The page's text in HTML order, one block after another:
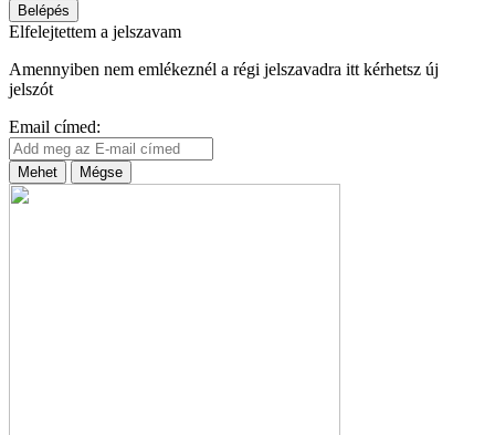
Belépés
Elfelejtettem a jelszavam
Amennyiben nem emlékeznél a régi jelszavadra itt kérhetsz új
jelszót
Email címed:
Mehet Mégse